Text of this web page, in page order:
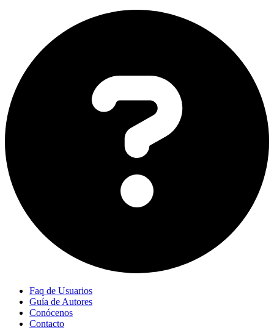
Faq de Usuarios
Guía de Autores
Conócenos
Contacto